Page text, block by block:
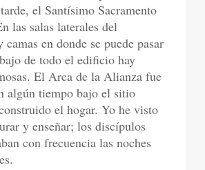
el Santísimo Sacramento
las salas laterales del
camas en donde se puede pasar
de todo el edificio hay
El Arca de la Alianza fue
algún tiempo bajo el sitio
el hogar. Yo he visto
y enseñar; los discípulos
con frecuencia las noches